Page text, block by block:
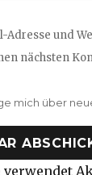
Adresse und
nächsten
mich über
verwendet